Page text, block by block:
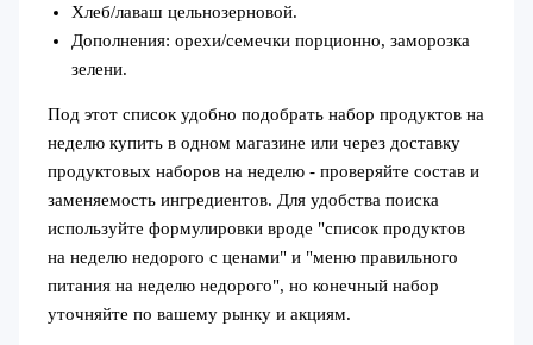
Хлеб/лаваш цельнозерновой.
Дополнения: орехи/семечки порционно, заморозка
зелени.
Под этот список удобно подобрать набор продуктов на
неделю купить в одном магазине или через доставку
продуктовых наборов на неделю - проверяйте состав и
заменяемость ингредиентов. Для удобства поиска
используйте формулировки вроде "список продуктов
на неделю недорого с ценами" и "меню правильного
питания на неделю недорого", но конечный набор
уточняйте по вашему рынку и акциям.